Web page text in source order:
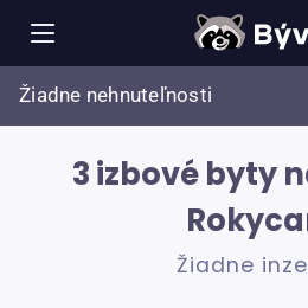
Žiadne nehnuteľnosti
3 izbové byty
Žiadne